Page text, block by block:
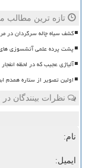
تازه ترین مطالب
کشف سیاه چاله سرگردان در
پشت پرده علمی آتشسوزی های
آلیاژی عجیب که در لحظه
اولین تصویر از ستاره همدم
نظرات بینندگان
نام:
ایمیل: